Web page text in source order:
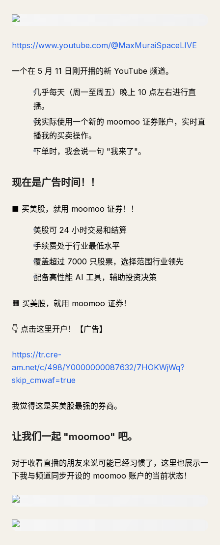
https://www.youtube.com/@MaxMuraiSpaceLIVE
一个在 5 月 11 日刚开播的新 YouTube 频道。
几乎每天（周一至周五）晚上 10 点左右进行直
播。
我实际使用一个新的 moomoo 证券账户，实时直
播我的买卖操作。
下单时，我会说一句 "我来了"。
现在是广告时间！！
■ 买美股，就用 moomoo 证券！！
美股可 24 小时交易和结算
手续费处于行业最低水平
覆盖超过 7000 只股票，选择范围行业领先
配备高性能 AI 工具，辅助投资决策
🟧 买美股，就用 moomoo 证券！
👇 点击这里开户！【广告】
https://tr.cre-
am.net/c/498/Y0000000087632/7HOKWjWq?
skip_cmwaf=true
我觉得这是买美股最强的券商。
让我们一起 "moomoo" 吧。
对于收看直播的朋友来说可能已经习惯了，这里也展示一
下我与频道同步开设的 moomoo 账户的当前状态！